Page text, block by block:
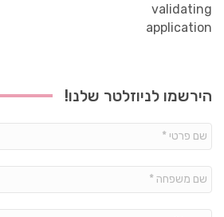
validating
application
הירשמו לניוזלטר שלנו!